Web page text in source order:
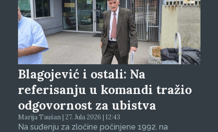
Blagojević i ostali: Na
referisanju u komandi tražio
odgovornost za ubistva
Marija Taušan | 27. Jula 2026 | 12:43
Na suđenju za zločine počinjene 1992. na